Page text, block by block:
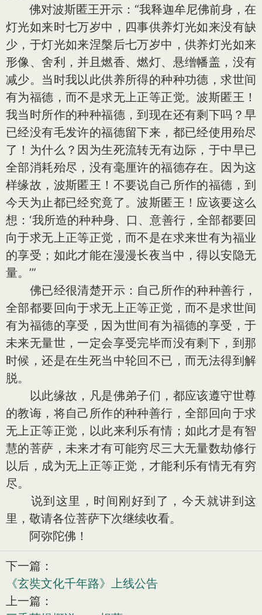
佛对波斯匿王开示：“我释迦牟尼佛前身，在
灯光如来时七万岁中，四事供养灯光如来没有缺
少，于灯光如来涅槃后七万岁中，供养灯光如来
形像、舍利，并且燃香、燃灯、悬缯幡盖，没有
减少。当时我以此供养所得的种种功德，求世间
有为福德，而不是求无上正等正觉。波斯匿王！
我当时所作的种种福德，到现在还有剩下吗？早
已经没有毛发许的福德留下来，都已经使用殆尽
了！为什么？因为生死流转无有边际，于中早已
全部消耗殆尽，没有毫厘许的福德存在。因为这
样缘故，波斯匿王！不要说自己所作的福德，到
今天为止都已经究竟了。波斯匿王！应该要这么
想：‘我所造的种种身、口、意善行，全部都要回
向于求无上正等正觉，而不是在求来世有为福业
的享受；如此才能在漫漫长夜当中，得以安隐无
量。’”
佛已经很清楚开示：自己所作的种种善行，
全部都要回向于求无上正等正觉，而不是求世间
有为福德的享受，因为世间有为福德的享受，于
未来无量世，一定会享受完毕而没有剩下，到那
时候，还是在生死当中轮回不已，而无法得到解
脱。
以此缘故，凡是佛弟子们，都应该遵守世尊
的教诲，将自己所作的种种善行，全部回向于求
无上正等正觉，以此来利乐有情；如此才是有智
慧的菩萨，未来才有可能穷尽三大无量数劫修行
以后，成为无上正等正觉，才能利乐有情无有穷
尽。
说到这里，时间刚好到了，今天就讲到这
里，敬请各位菩萨下次继续收看。
阿弥陀佛！
下一篇：
《玄奘文化千年路》上线公告
上一篇：